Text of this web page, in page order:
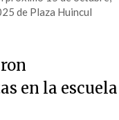
de Plaza Huincul
en la escuela